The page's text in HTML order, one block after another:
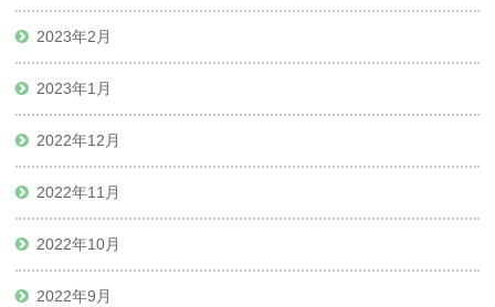
2023年2月
2023年1月
2022年12月
2022年11月
2022年10月
2022年9月